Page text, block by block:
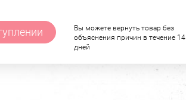
Вы можете вернуть товар без
объяснения причин в течение 14
дней